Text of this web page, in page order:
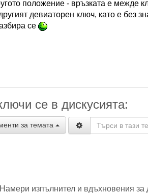
положение - връзката е межде
девиаторен ключ, като е без
се
се в дискусията:
за темата
Намери изпълнител и вдъхновения